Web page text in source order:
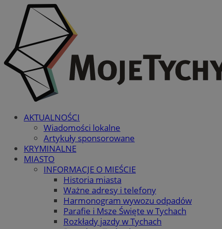
AKTUALNOŚCI
Wiadomości lokalne
Artykuły sponsorowane
KRYMINALNE
MIASTO
INFORMACJE O MIEŚCIE
Historia miasta
Ważne adresy i telefony
Harmonogram wywozu odpadów
Parafie i Msze Święte w Tychach
Rozkłady jazdy w Tychach